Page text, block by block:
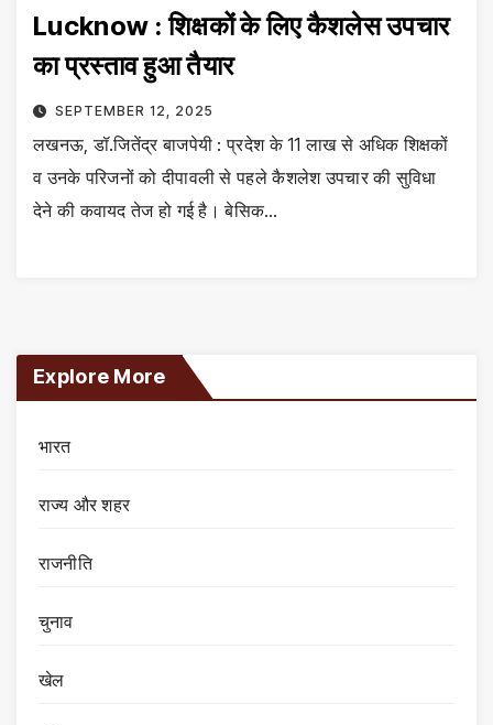
Lucknow : शिक्षकों के लिए कैशलेस उपचार
का प्रस्ताव हुआ तैयार
SEPTEMBER 12, 2025
लखनऊ, डॉ.जितेंद्र बाजपेयी : प्रदेश के 11 लाख से अधिक शिक्षकों
व उनके परिजनों को दीपावली से पहले कैशलेश उपचार की सुविधा
देने की कवायद तेज हो गई है। बेसिक…
Explore More
भारत
राज्य और शहर
राजनीति
चुनाव
खेल